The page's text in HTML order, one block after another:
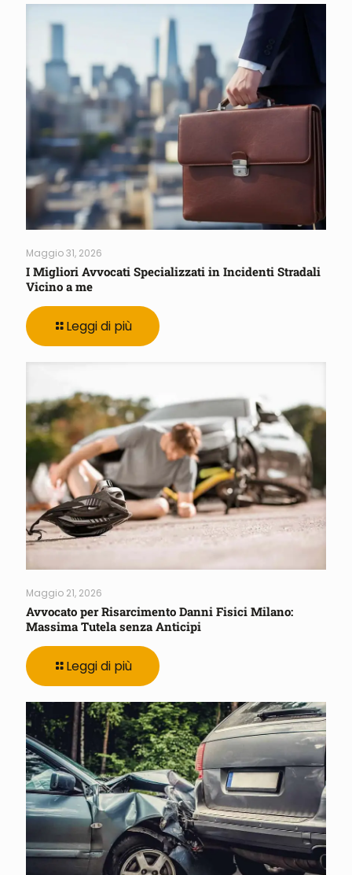
Maggio 31, 2026
I Migliori Avvocati Specializzati in Incidenti Stradali
Vicino a me
Leggi di più
Maggio 21, 2026
Avvocato per Risarcimento Danni Fisici Milano:
Massima Tutela senza Anticipi
Leggi di più